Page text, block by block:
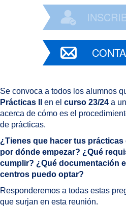
Se convoca a todos los alumnos
Prácticas II en el curso 23/24 a
acerca de cómo es el
de prácticas.
¿Tienes que hacer tus
por dónde empezar? ¿Qué
cumplir? ¿Qué documentación
centros puedo optar?
Responderemos a todas estas
que surjan en esta reunión.